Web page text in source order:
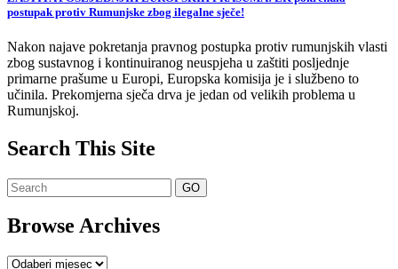
postupak protiv Rumunjske zbog ilegalne sječe!
Nakon najave pokretanja pravnog postupka protiv rumunjskih vlasti
zbog sustavnog i kontinuiranog neuspjeha u zaštiti posljednje
primarne prašume u Europi, Europska komisija je i službeno to
učinila. Prekomjerna sječa drva je jedan od velikih problema u
Rumunjskoj.
Search This Site
Browse Archives
Browse